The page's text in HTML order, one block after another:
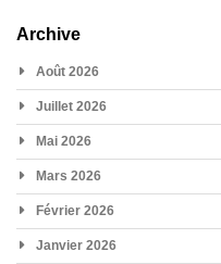
Archive
Août 2026
Juillet 2026
Mai 2026
Mars 2026
Février 2026
Janvier 2026